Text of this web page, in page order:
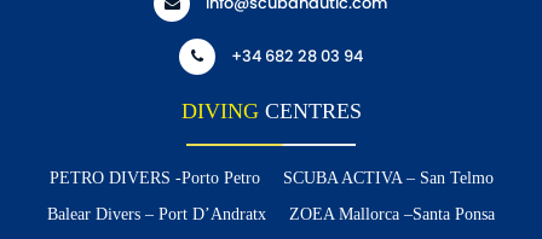
+34 682 28 03 94
DIVINGCENTRES
PETRO DIVERS -Porto Petro
SCUBA ACTIVA – San Telmo
Balear Divers – Port D’Andratx
ZOEA Mallorca –Santa Ponsa